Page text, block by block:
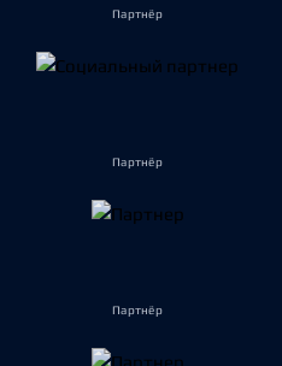
Партнёр
Партнёр
Партнёр